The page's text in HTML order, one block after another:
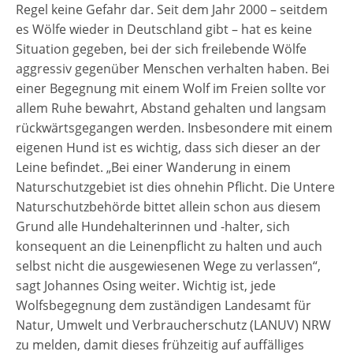
Regel keine Gefahr dar. Seit dem Jahr 2000 – seitdem
es Wölfe wieder in Deutschland gibt – hat es keine
Situation gegeben, bei der sich freilebende Wölfe
aggressiv gegenüber Menschen verhalten haben. Bei
einer Begegnung mit einem Wolf im Freien sollte vor
allem Ruhe bewahrt, Abstand gehalten und langsam
rückwärtsgegangen werden. Insbesondere mit einem
eigenen Hund ist es wichtig, dass sich dieser an der
Leine befindet. „Bei einer Wanderung in einem
Naturschutzgebiet ist dies ohnehin Pflicht. Die Untere
Naturschutzbehörde bittet allein schon aus diesem
Grund alle Hundehalterinnen und -halter, sich
konsequent an die Leinenpflicht zu halten und auch
selbst nicht die ausgewiesenen Wege zu verlassen“,
sagt Johannes Osing weiter. Wichtig ist, jede
Wolfsbegegnung dem zuständigen Landesamt für
Natur, Umwelt und Verbraucherschutz (LANUV) NRW
zu melden, damit dieses frühzeitig auf auffälliges